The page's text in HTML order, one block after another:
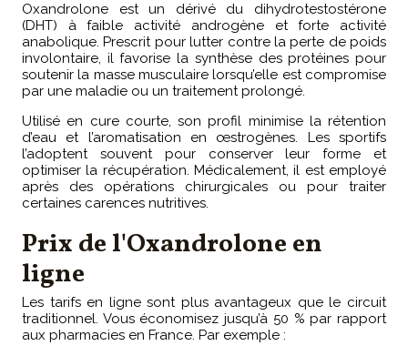
Oxandrolone est un dérivé du dihydrotestostérone
(DHT) à faible activité androgène et forte activité
anabolique. Prescrit pour lutter contre la perte de poids
involontaire, il favorise la synthèse des protéines pour
soutenir la masse musculaire lorsqu’elle est compromise
par une maladie ou un traitement prolongé.
Utilisé en cure courte, son profil minimise la rétention
d’eau et l’aromatisation en œstrogènes. Les sportifs
l’adoptent souvent pour conserver leur forme et
optimiser la récupération. Médicalement, il est employé
après des opérations chirurgicales ou pour traiter
certaines carences nutritives.
Prix de l'Oxandrolone en
ligne
Les tarifs en ligne sont plus avantageux que le circuit
traditionnel. Vous économisez jusqu’à 50 % par rapport
aux pharmacies en France. Par exemple :